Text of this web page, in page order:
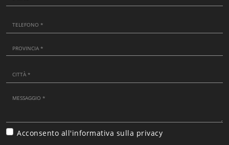
Acconsento all'informativa sulla privacy